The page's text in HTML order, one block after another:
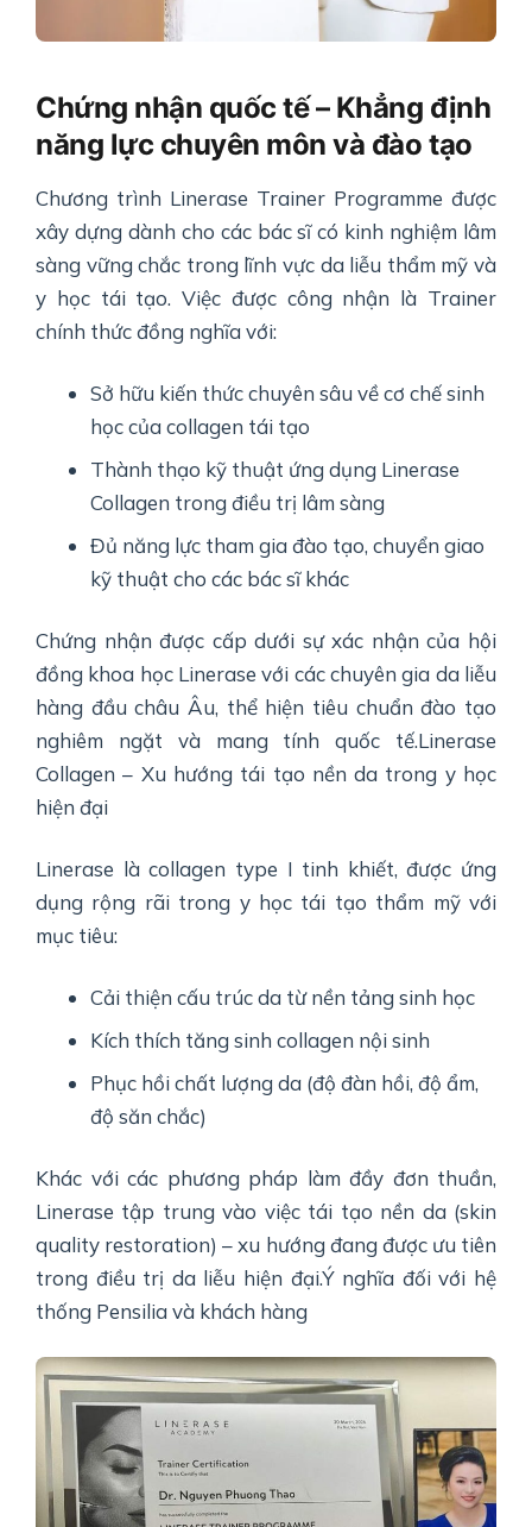
Chứng nhận quốc tế – Khẳng định
năng lực chuyên môn và đào tạo
Chương trình Linerase Trainer Programme được
xây dựng dành cho các bác sĩ có kinh nghiệm lâm
sàng vững chắc trong lĩnh vực da liễu thẩm mỹ và
y học tái tạo. Việc được công nhận là Trainer
chính thức đồng nghĩa với:
Sở hữu kiến thức chuyên sâu về cơ chế sinh
học của collagen tái tạo
Thành thạo kỹ thuật ứng dụng Linerase
Collagen trong điều trị lâm sàng
Đủ năng lực tham gia đào tạo, chuyển giao
kỹ thuật cho các bác sĩ khác
Chứng nhận được cấp dưới sự xác nhận của hội
đồng khoa học Linerase với các chuyên gia da liễu
hàng đầu châu Âu, thể hiện tiêu chuẩn đào tạo
nghiêm ngặt và mang tính quốc tế.Linerase
Collagen – Xu hướng tái tạo nền da trong y học
hiện đại
Linerase là collagen type I tinh khiết, được ứng
dụng rộng rãi trong y học tái tạo thẩm mỹ với
mục tiêu:
Cải thiện cấu trúc da từ nền tảng sinh học
Kích thích tăng sinh collagen nội sinh
Phục hồi chất lượng da (độ đàn hồi, độ ẩm,
độ săn chắc)
Khác với các phương pháp làm đầy đơn thuần,
Linerase tập trung vào việc tái tạo nền da (skin
quality restoration) – xu hướng đang được ưu tiên
trong điều trị da liễu hiện đại.Ý nghĩa đối với hệ
thống Pensilia và khách hàng